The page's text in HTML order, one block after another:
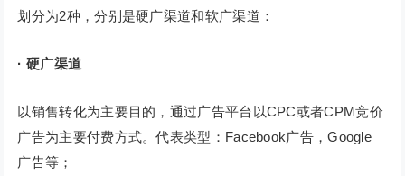
划分为2种，分别是硬广渠道和软广渠道：
· 硬广渠道
以销售转化为主要目的，通过广告平台以CPC或者CPM竞价
广告为主要付费方式。代表类型：Facebook广告，Google
广告等；